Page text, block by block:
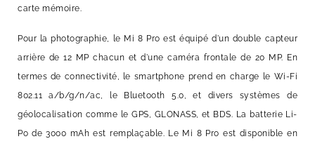
carte mémoire.
Pour la photographie, le Mi 8 Pro est équipé d'un double capteur
arrière de 12 MP chacun et d'une caméra frontale de 20 MP. En
termes de connectivité, le smartphone prend en charge le Wi-Fi
802.11 a/b/g/n/ac, le Bluetooth 5.0, et divers systèmes de
géolocalisation comme le GPS, GLONASS, et BDS. La batterie Li-
Po de 3000 mAh est remplaçable. Le Mi 8 Pro est disponible en